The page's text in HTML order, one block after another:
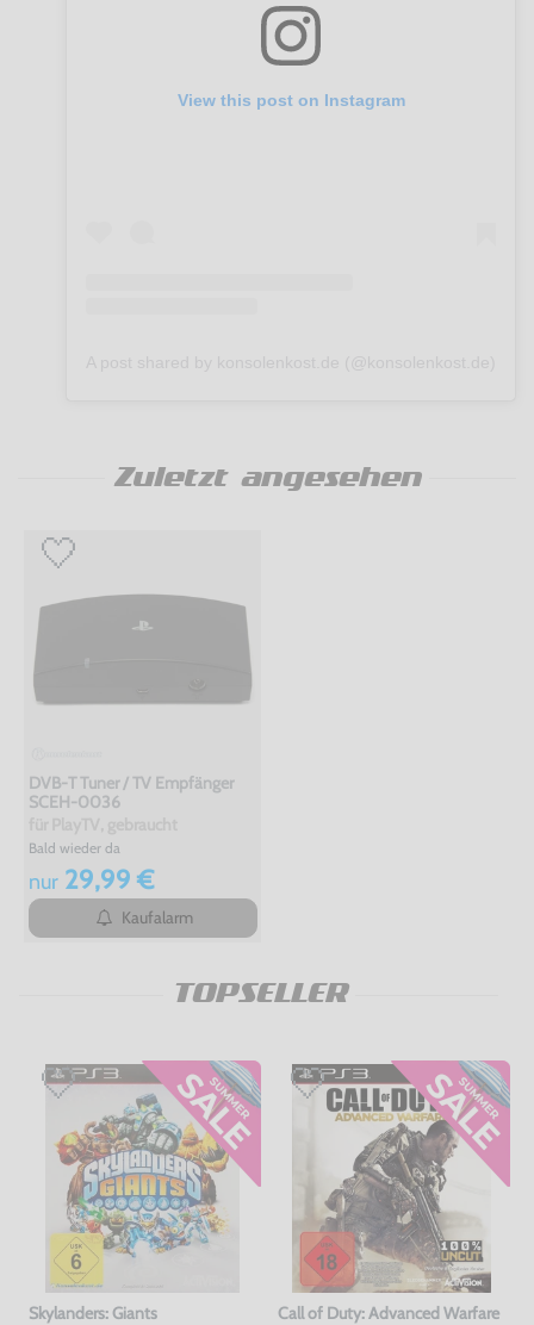
View this post on Instagram
Zuletzt angesehen
DVB-T Tuner / TV Empfänger
SCEH-0036
Bald wieder da
nur29,99 €
Kaufalarm
TOPSELLER
Skylanders: Giants
Call of Duty: Advanced Warfare